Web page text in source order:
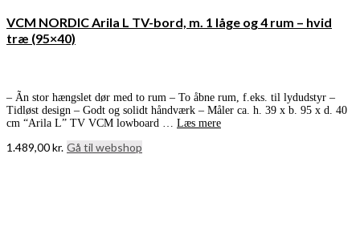
VCM NORDIC Arila L TV-bord, m. 1 låge og 4 rum – hvid
træ (95×40)
– Ãn stor hængslet dør med to rum – To åbne rum, f.eks. til lydudstyr –
Tidløst design – Godt og solidt håndværk – Måler ca. h. 39 x b. 95 x d. 40
cm “Arila L” TV VCM lowboard … Læs mere
1.489,00kr. Gå til webshop